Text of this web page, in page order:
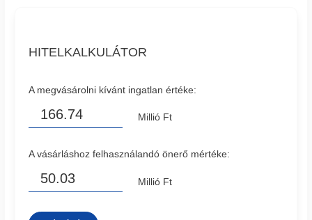
HITELKALKULÁTOR
A megvásárolni kívánt ingatlan értéke:
Millió Ft
A vásárláshoz felhasználandó önerő mértéke:
Millió Ft